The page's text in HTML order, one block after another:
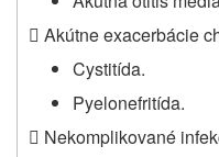
 Akútne exacerbácie
Cystitída.
Pyelonefritída.
 Nekomplikované